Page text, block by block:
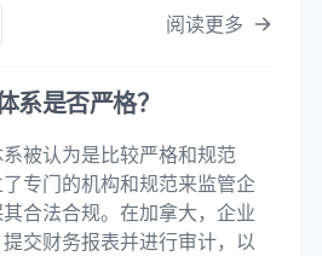
阅读更多
系是否严格？
被认为是比较严格和规范
专门的机构和规范来监管企
合法合规。在加拿大，企业
交财务报表并进行审计，以